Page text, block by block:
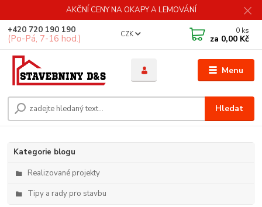
AKČNÍ CENY NA OKAPY A LEMOVÁNÍ
Menu
CZK
Hledat
+420 720 190 190
(Po-Pá, 7-16 hod.)
0 ks
za 0,00 Kč
Kategorie blogu
Realizované projekty
Tipy a rady pro stavbu